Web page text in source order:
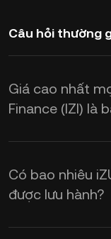
Câu hỏi thường
Giá cao nhất
Finance (IZI) là
Có bao nhiêu
được lưu hành?